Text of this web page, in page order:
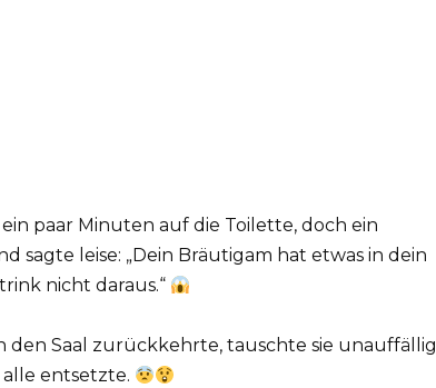
paar Minuten auf die Toilette, doch ein
sagte leise: „Dein Bräutigam hat etwas in dein
nicht daraus.“
den Saal zurückkehrte, tauschte sie unauffällig
alle entsetzte.